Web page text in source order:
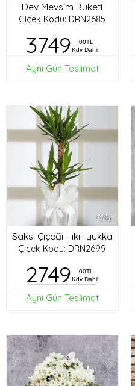
Dev Mevsim Buketi
Çiçek Kodu: DRN2685
3749
,00TL
Kdv Dahil
Aynı Gün Teslimat
Saksı Çiçeği - ikili yukka
Çiçek Kodu: DRN2699
2749
,00TL
Kdv Dahil
Aynı Gün Teslimat